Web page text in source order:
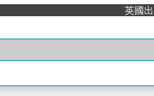
英國出